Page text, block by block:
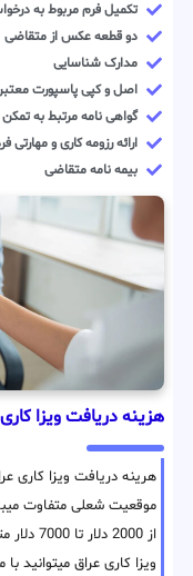
تکمیل فرم مربوط به
دو قطعه عکس از متقاضی
مدارک شناسایی
اصل و کپی پاسپورت معتبر
گواهی نامه مرتبط به تمکن
ارائه رزومه کاری و
بیمه نامه متقاضی
هزینه دریافت ویزا
هرینه دریافت ویزا کاری
موقعیت شعلی متفاوت
از 2000
ویزا کاری عراق میتوانید با